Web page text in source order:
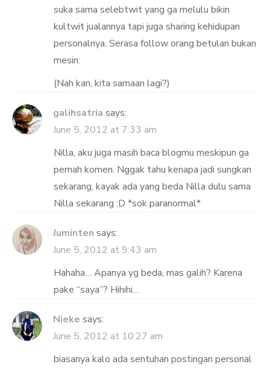
suka sama selebtwit yang ga melulu bikin
kultwit jualannya tapi juga sharing kehidupan
personalnya. Serasa follow orang betulan bukan
mesin.
(Nah kan, kita samaan lagi?)
galihsatria says:
June 5, 2012 at 7:33 am
Nilla, aku juga masih baca blogmu meskipun ga
pernah komen. Nggak tahu kenapa jadi sungkan
sekarang, kayak ada yang beda Nilla dulu sama
Nilla sekarang :D *sok paranormal*
Juminten says:
June 5, 2012 at 9:43 am
Hahaha… Apanya yg beda, mas galih? Karena
pake “saya”? Hihihi…
Nieke says:
June 5, 2012 at 10:27 am
biasanya kalo ada sentuhan postingan personal